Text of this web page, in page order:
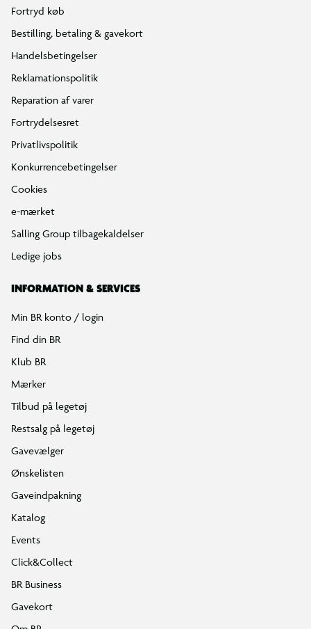
Fortryd køb
Bestilling, betaling & gavekort
Handelsbetingelser
Reklamationspolitik
Reparation af varer
Fortrydelsesret
Privatlivspolitik
Konkurrencebetingelser
Cookies
e-mærket
Salling Group tilbagekaldelser
Ledige jobs
INFORMATION & SERVICES
Min BR konto / login
Find din BR
Klub BR
Mærker
Tilbud på legetøj
Restsalg på legetøj
Gavevælger
Ønskelisten
Gaveindpakning
Katalog
Events
Click&Collect
BR Business
Gavekort